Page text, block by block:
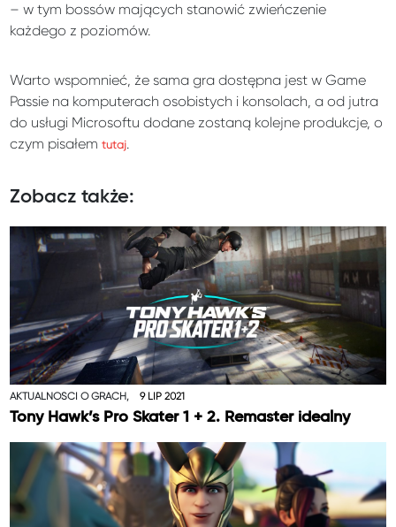
– w tym bossów mających stanowić zwieńczenie
każdego z poziomów.
Warto wspomnieć, że sama gra dostępna jest w Game
Passie na komputerach osobistych i konsolach, a od jutra
do usługi Microsoftu dodane zostaną kolejne produkcje, o
czym pisałemtutaj.
Zobacz także:
AKTUALNOŚCI O GRACH, 9 LIP 2021
Tony Hawk’s Pro Skater 1 + 2. Remaster idealny